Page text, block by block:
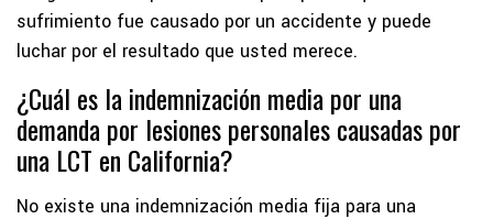
sufrimiento fue causado por un accidente y puede
luchar por el resultado que usted merece.
¿Cuál es la indemnización media por una
demanda por lesiones personales causadas por
una LCT en California?
No existe una indemnización media fija para una